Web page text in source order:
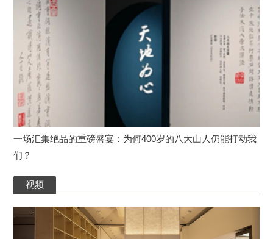
一场汇集绝品的重磅盛宴：为何400岁的八大山人仍能打动我
们？
视频